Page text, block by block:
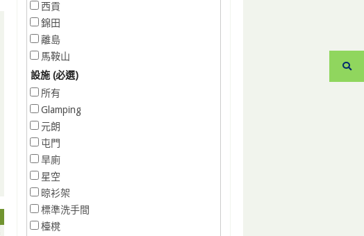
西貢
錦田
離島
馬鞍山
設施 (必選)
所有
Glamping
元朗
屯門
旱廁
星空
晾衫架
標準洗手間
檯櫈